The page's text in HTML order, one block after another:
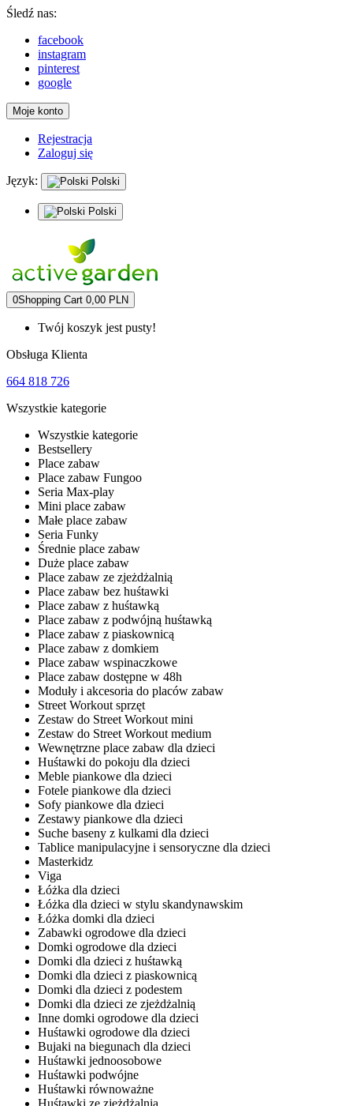
Śledź nas:
facebook
instagram
pinterest
google
Moje konto
Rejestracja
Zaloguj się
Język: Polski
Polski
0Shopping Cart 0,00 PLN
Twój koszyk jest pusty!
Obsługa Klienta
664 818 726
Wszystkie kategorie
Wszystkie kategorie
Bestsellery
Place zabaw
Place zabaw Fungoo
Seria Max-play
Mini place zabaw
Małe place zabaw
Seria Funky
Średnie place zabaw
Duże place zabaw
Place zabaw ze zjeżdżalnią
Place zabaw bez huśtawki
Place zabaw z huśtawką
Place zabaw z podwójną huśtawką
Place zabaw z piaskownicą
Place zabaw z domkiem
Place zabaw wspinaczkowe
Place zabaw dostępne w 48h
Moduły i akcesoria do placów zabaw
Street Workout sprzęt
Zestaw do Street Workout mini
Zestaw do Street Workout medium
Wewnętrzne place zabaw dla dzieci
Huśtawki do pokoju dla dzieci
Meble piankowe dla dzieci
Fotele piankowe dla dzieci
Sofy piankowe dla dzieci
Zestawy piankowe dla dzieci
Suche baseny z kulkami dla dzieci
Tablice manipulacyjne i sensoryczne dla dzieci
Masterkidz
Viga
Łóżka dla dzieci
Łóżka dla dzieci w stylu skandynawskim
Łóżka domki dla dzieci
Zabawki ogrodowe dla dzieci
Domki ogrodowe dla dzieci
Domki dla dzieci z huśtawką
Domki dla dzieci z piaskownicą
Domki dla dzieci z podestem
Domki dla dzieci ze zjeżdżalnią
Inne domki ogrodowe dla dzieci
Huśtawki ogrodowe dla dzieci
Bujaki na biegunach dla dzieci
Huśtawki jednoosobowe
Huśtawki podwójne
Huśtawki równoważne
Huśtawki ze zjeżdżalnią